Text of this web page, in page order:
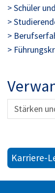
> Schüler
>
>
>
Stärken
Karriere-